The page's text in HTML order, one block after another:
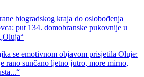
biogradskog kraja do oslobođenja
put 134. domobranske pukovnije u
se emotivnom objavom prisjetila Oluje:
rano sunčano ljetno jutro, more mirno,